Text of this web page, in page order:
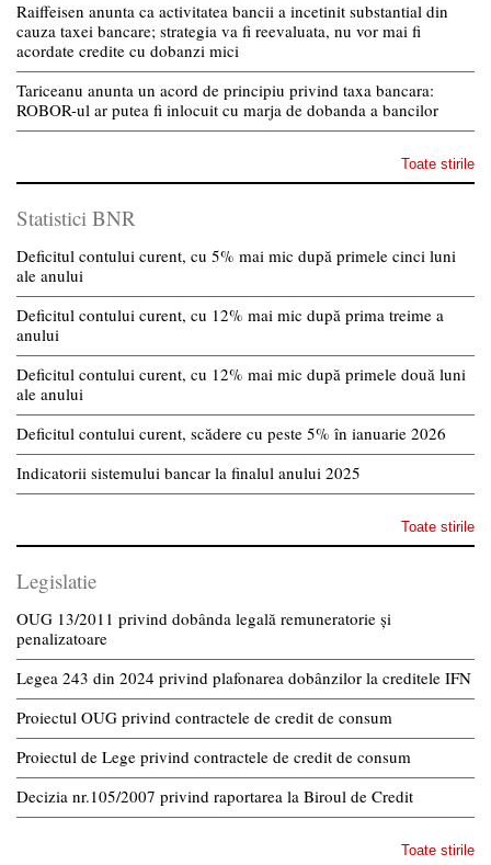
Raiffeisen anunta ca activitatea bancii a incetinit substantial din
cauza taxei bancare; strategia va fi reevaluata, nu vor mai fi
acordate credite cu dobanzi mici
Tariceanu anunta un acord de principiu privind taxa bancara:
ROBOR-ul ar putea fi inlocuit cu marja de dobanda a bancilor
Toate stirile
Statistici BNR
Deficitul contului curent, cu 5% mai mic după primele cinci luni
ale anului
Deficitul contului curent, cu 12% mai mic după prima treime a
anului
Deficitul contului curent, cu 12% mai mic după primele două luni
ale anului
Deficitul contului curent, scădere cu peste 5% în ianuarie 2026
Indicatorii sistemului bancar la finalul anului 2025
Toate stirile
Legislatie
OUG 13/2011 privind dobânda legală remuneratorie și
penalizatoare
Legea 243 din 2024 privind plafonarea dobânzilor la creditele IFN
Proiectul OUG privind contractele de credit de consum
Proiectul de Lege privind contractele de credit de consum
Decizia nr.105/2007 privind raportarea la Biroul de Credit
Toate stirile